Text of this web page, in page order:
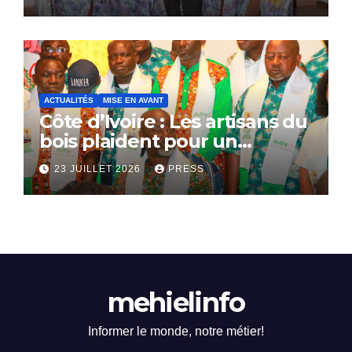
ACTUALITÉS MISE EN AVANT
Côte d’Ivoire : Les artisans du
bois plaident pour un
dialogue national
23 JUILLET 2026 PRESS
mehielinfo
Informer le monde, notre métier!